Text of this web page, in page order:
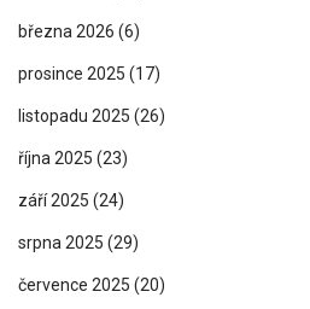
března 2026 (6)
prosince 2025 (17)
listopadu 2025 (26)
října 2025 (23)
září 2025 (24)
srpna 2025 (29)
července 2025 (20)